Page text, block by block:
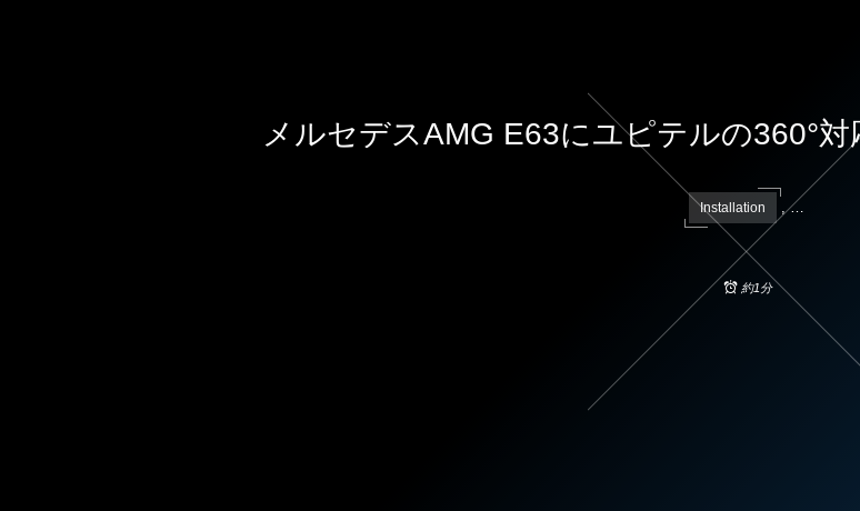
メルセデスAMG E63にユピテルの360°
Installation , …
約1分